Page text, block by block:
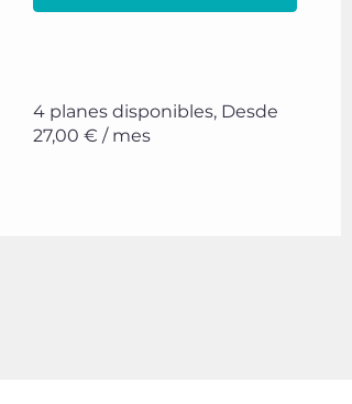
4 planes disponibles, Desde
27,00 € / mes